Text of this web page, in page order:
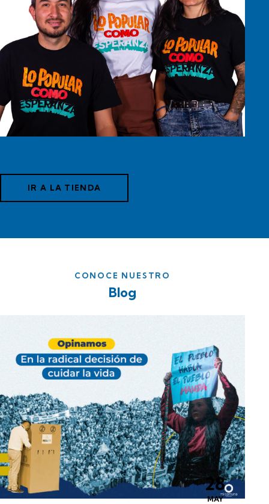
$45,000
IR A LA TIENDA
CONOCE NUESTRO
Blog
28
MAY